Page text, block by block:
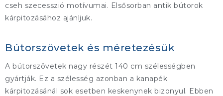
cseh szecesszió motívumai. Elsősorban antik bútorok
kárpitozásához ajánljuk.
Bútorszövetek és méretezésük
A bútorszövetek nagy részét 140 cm szélességben
gyártják. Ez a szélesség azonban a kanapék
kárpitozásánál sok esetben keskenynek bizonyul. Ebben